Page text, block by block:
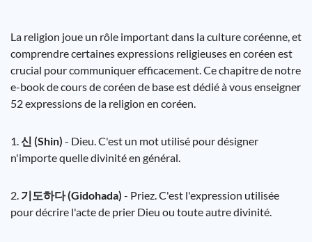
La religion joue un rôle important dans la culture coréenne, et
comprendre certaines expressions religieuses en coréen est
crucial pour communiquer efficacement. Ce chapitre de notre
e-book de cours de coréen de base est dédié à vous enseigner
52 expressions de la religion en coréen.
1.신 (Shin) - Dieu. C'est un mot utilisé pour désigner
n'importe quelle divinité en général.
2. 기도하다 (Gidohada) - Priez. C'est l'expression utilisée
pour décrire l'acte de prier Dieu ou toute autre divinité.